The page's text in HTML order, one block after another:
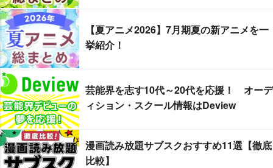
【夏アニメ2026】7月期夏の新アニメを一
挙紹介！
芸能界を志す10代～20代を応援！ オーデ
ィション・スクール情報はDeview
漫画読み放題サブスクおすすめ11選【徹底
比較】